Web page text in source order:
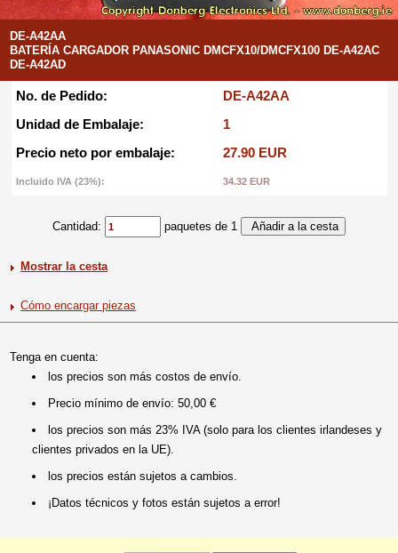
DE-A42AA
BATERÍA CARGADOR PANASONIC DMCFX10/DMCFX100 DE-A42AC
DE-A42AD
No. de Pedido:
DE-A42AA
Unidad de Embalaje:
1
Precio neto por embalaje:
27.90 EUR
Incluido IVA (23%): 34.32 EUR
Cantidad: paquetes de 1
Mostrar la cesta
Cómo encargar piezas
Tenga en cuenta:
los precios son más costos de envío.
Precio mínimo de envío: 50,00 €
los precios son más 23% IVA (solo para los clientes irlandeses y
clientes privados en la UE).
los precios están sujetos a cambios.
¡Datos técnicos y fotos están sujetos a error!